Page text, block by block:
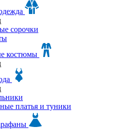
сорочки
костюмы
платья и туники